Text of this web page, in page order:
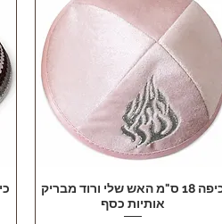
תצוגה מהירה
כיפה 18 ס"מ האש שלי ורוד מבריק
אותיות כסף